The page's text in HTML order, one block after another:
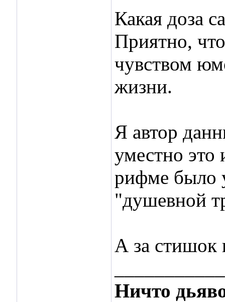
Какая доза
Приятно,
чувством
жизни.
Я автор
уместно
рифме было
"душевной
А за стишок
Ничто